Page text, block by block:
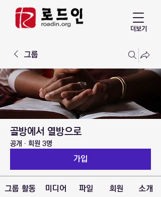
더보기
그룹
골방에서 열방으로
공개 · 회원 3명
가입
그룹 활동 미디어 파일 회원 소개